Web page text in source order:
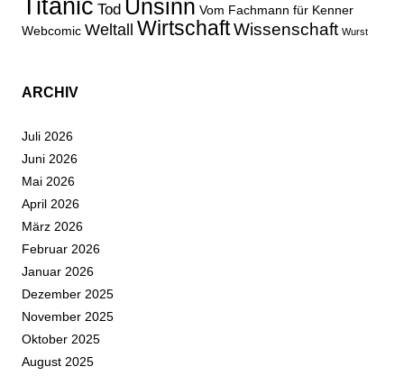
Titanic Tod Unsinn Vom Fachmann für Kenner
Webcomic Weltall WirtschaftWissenschaft Wurst
ARCHIV
Juli 2026
Juni 2026
Mai 2026
April 2026
März 2026
Februar 2026
Januar 2026
Dezember 2025
November 2025
Oktober 2025
August 2025